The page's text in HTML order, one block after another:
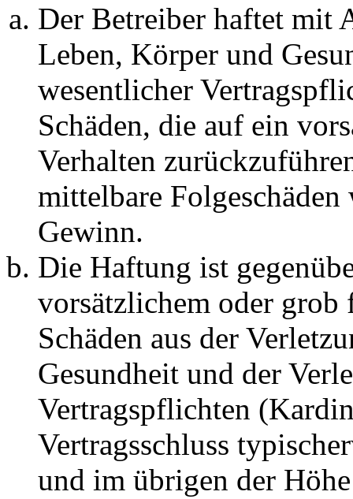
Der Betreiber haftet mit
Leben, Körper und
wesentlicher
Schäden, die auf ein
Verhalten
mittelbare Folgeschäden
Gewinn.
Die Haftung ist
vorsätzlichem oder grob
Schäden aus der
Gesundheit und der
Vertragspflichten
Vertragsschluss
und im übrigen der